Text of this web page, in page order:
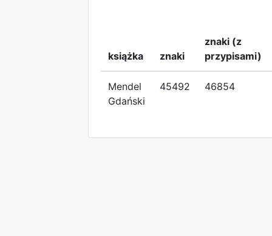
książka znaki
znaki (z
przypisami)
Mendel
Gdański
45492 46854